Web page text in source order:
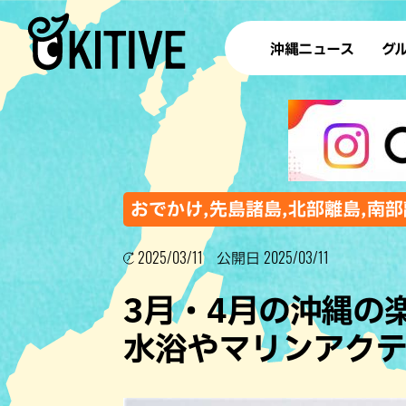
沖縄ニュース グ
ラ
テイ
すし
沖
ステー
その他
おでかけ,先島諸島,北部離島,南
2025/03/11 公開日 2025/03/11
3月・4月の沖縄の
水浴やマリンアク